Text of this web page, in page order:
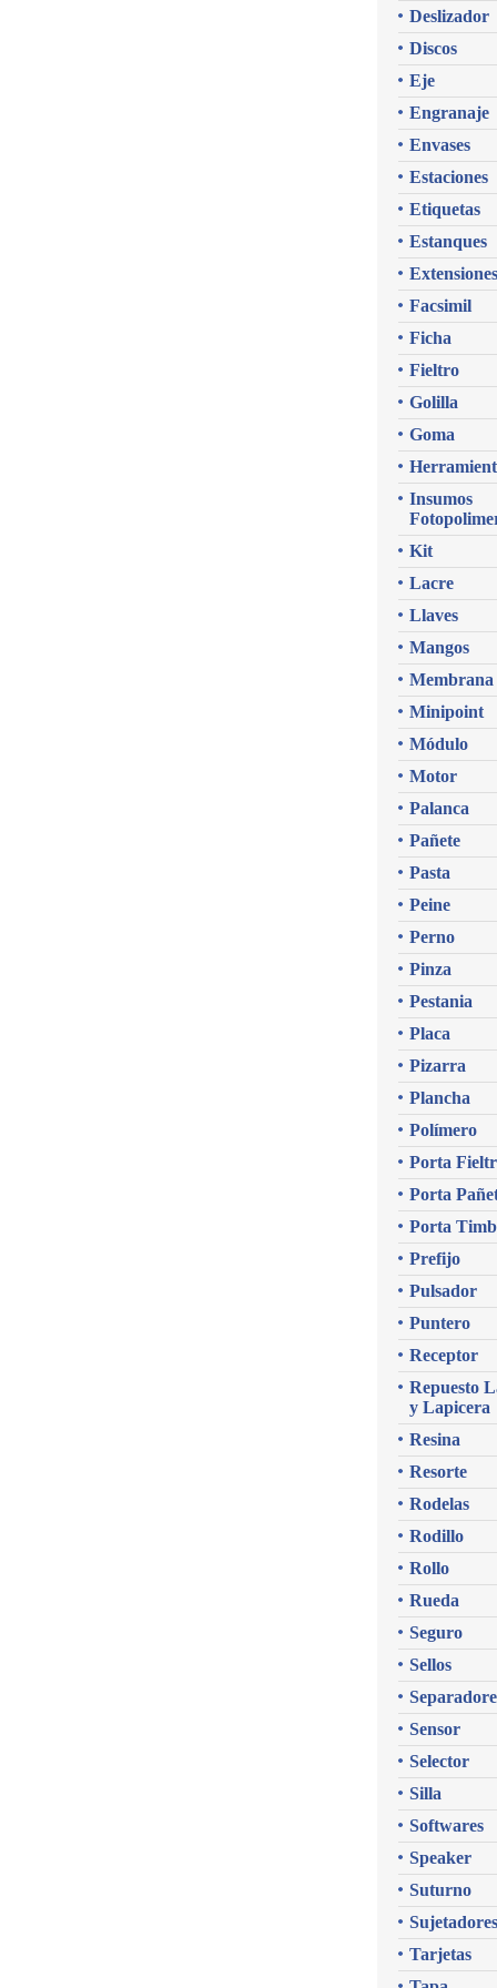
Deslizador
Discos
Eje
Engranaje
Envases
Estaciones
Etiquetas
Estanques
Extensiones
Facsimil
Ficha
Fieltro
Golilla
Goma
Insumos
Kit
Lacre
Llaves
Mangos
Membrana
Minipoint
Módulo
Motor
Palanca
Pañete
Pasta
Peine
Perno
Pinza
Pestania
Placa
Pizarra
Plancha
Polímero
Porta
Porta
Porta
Prefijo
Pulsador
Puntero
Receptor
Repuesto
y Lapicera
Resina
Resorte
Rodelas
Rodillo
Rollo
Rueda
Seguro
Sellos
Sensor
Selector
Silla
Softwares
Speaker
Suturno
Sujetadores
Tarjetas